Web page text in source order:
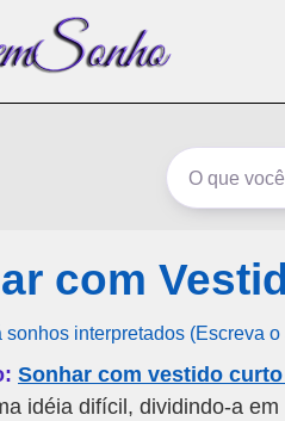
com
sonhos interpretados (Escreva
Sonhar com vestido
idéia difícil, dividindo-a